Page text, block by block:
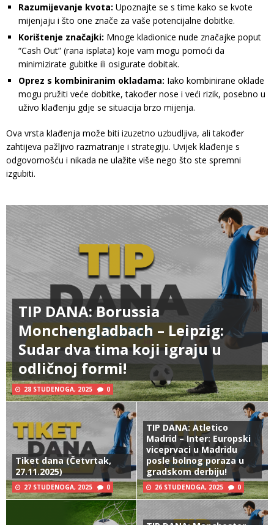
Razumijevanje kvota: Upoznajte se s time kako se kvote
mijenjaju i što one znače za vaše potencijalne dobitke.
Korištenje značajki: Mnoge kladionice nude značajke poput
“Cash Out” (rana isplata) koje vam mogu pomoći da
minimizirate gubitke ili osigurate dobitak.
Oprez s kombiniranim okladama: Iako kombinirane oklade
mogu pružiti veće dobitke, također nose i veći rizik, posebno u
uživo klađenju gdje se situacija brzo mijenja.
Ova vrsta klađenja može biti izuzetno uzbudljiva, ali također
zahtijeva pažljivo razmatranje i strategiju. Uvijek klađenje s
odgovornošću i nikada ne ulažite više nego što ste spremni
izgubiti.
TIP DANA: Borussia
Monchengladbach – Leipzig:
Sudar dva tima koji igraju u
odličnoj formi!
28 STUDENOGA, 2025 0
Tiket dana (Četvrtak,
27.11.2025)
27 STUDENOGA, 2025 0
TIP DANA: Atletico
Madrid – Inter: Europski
viceprvaci u Madridu
posle bolnog poraza u
gradskom derbiju!
26 STUDENOGA, 2025 0